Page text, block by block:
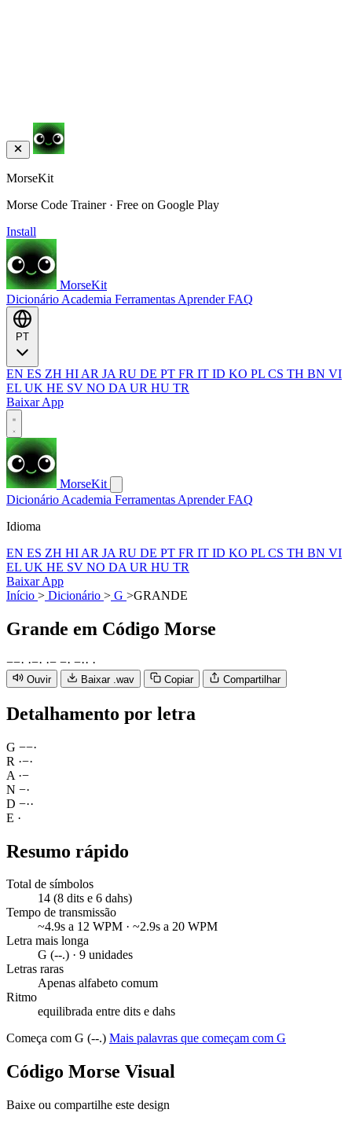
MorseKit
Morse Code Trainer · Free on Google Play
Install
MorseKit
Dicionário Academia Ferramentas AprenderFAQ
EN ES ZH HI AR JA RU DE PT FR IT ID KO PL CS TH BN VI
EL UK HE SV NO DA UR HU TR
Baixar App
MorseKit
Dicionário Academia Ferramentas AprenderFAQ
Idioma
EN ES ZH HI AR JA RU DE PT FR IT ID KO PL CS TH BN VI
EL UK HE SV NO DA UR HU TR
Baixar App
Início > Dicionário > G >GRANDE
Grande em Código Morse
−−· ·−· ·− −· −·· ·
Ouvir Baixar .wav Copiar Compartilhar
Detalhamento por letra
G −−·
R ·−·
A ·−
N −·
D −··
E ·
Resumo rápido
Total de símbolos
14 (8 dits e 6 dahs)
Tempo de transmissão
~4.9s a 12 WPM · ~2.9s a 20 WPM
Letra mais longa
G (--.) · 9 unidades
Letras raras
Apenas alfabeto comum
Ritmo
equilibrada entre dits e dahs
Começa com G (--.) Mais palavras que começam com G
Código Morse Visual
Baixe ou compartilhe este design